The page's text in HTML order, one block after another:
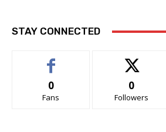
STAY CONNECTED
0
Fans
0
Followers